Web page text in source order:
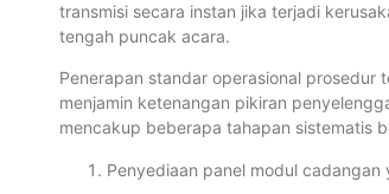
transmisi secara instan jika terjadi
tengah puncak acara.
Penerapan standar operasional
menjamin ketenangan pikiran
mencakup beberapa tahapan sistematis
Penyediaan panel modul